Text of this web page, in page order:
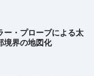
ー・プローブによる太
境界の地図化